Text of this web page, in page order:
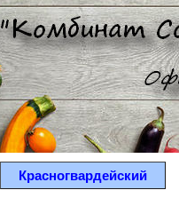
Красногвардейский